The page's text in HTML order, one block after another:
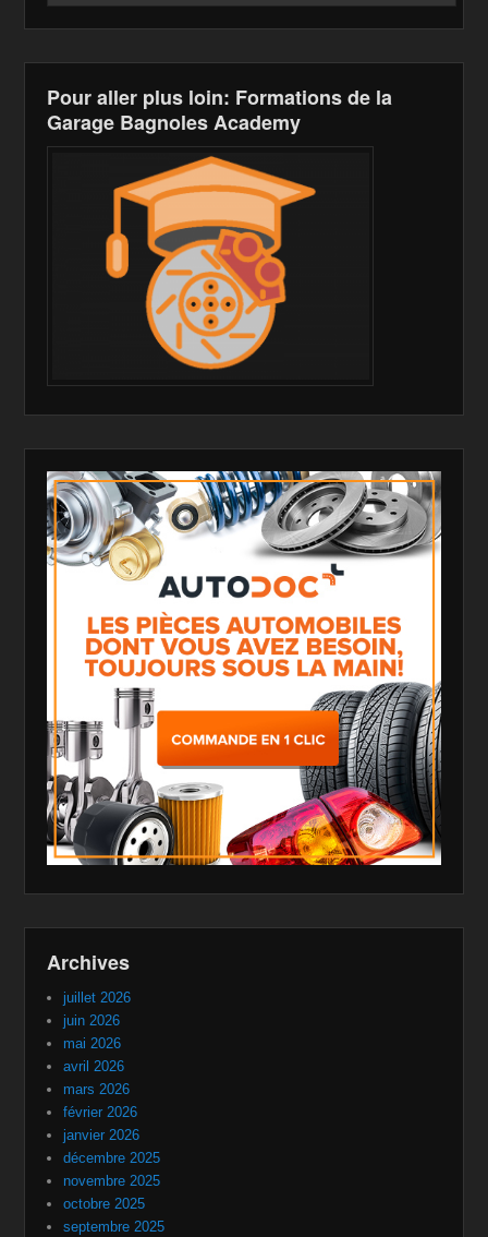
Pour aller plus loin: Formations de la
Garage Bagnoles Academy
Archives
juillet 2026
juin 2026
mai 2026
avril 2026
mars 2026
février 2026
janvier 2026
décembre 2025
novembre 2025
octobre 2025
septembre 2025